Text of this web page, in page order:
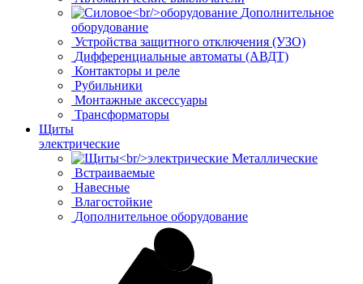
Дополнительное
оборудование
Устройства защитного отключения (УЗО)
Дифференциальные автоматы (АВДТ)
Контакторы и реле
Рубильники
Монтажные аксессуары
Трансформаторы
Щиты
электрические
Металлические
Встраиваемые
Навесные
Влагостойкие
Дополнительное оборудование